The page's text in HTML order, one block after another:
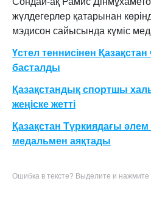
жүлдегерлер қатарынан
мэдисон сайысында күміс
Үстел теннисінен
басталды
Қазақстандық спортшы
жеңіске жетті
Қазақстан Түркиядағы әлем
медальмен аяқтады
Ошибка в тексте? Выделите и нажмите